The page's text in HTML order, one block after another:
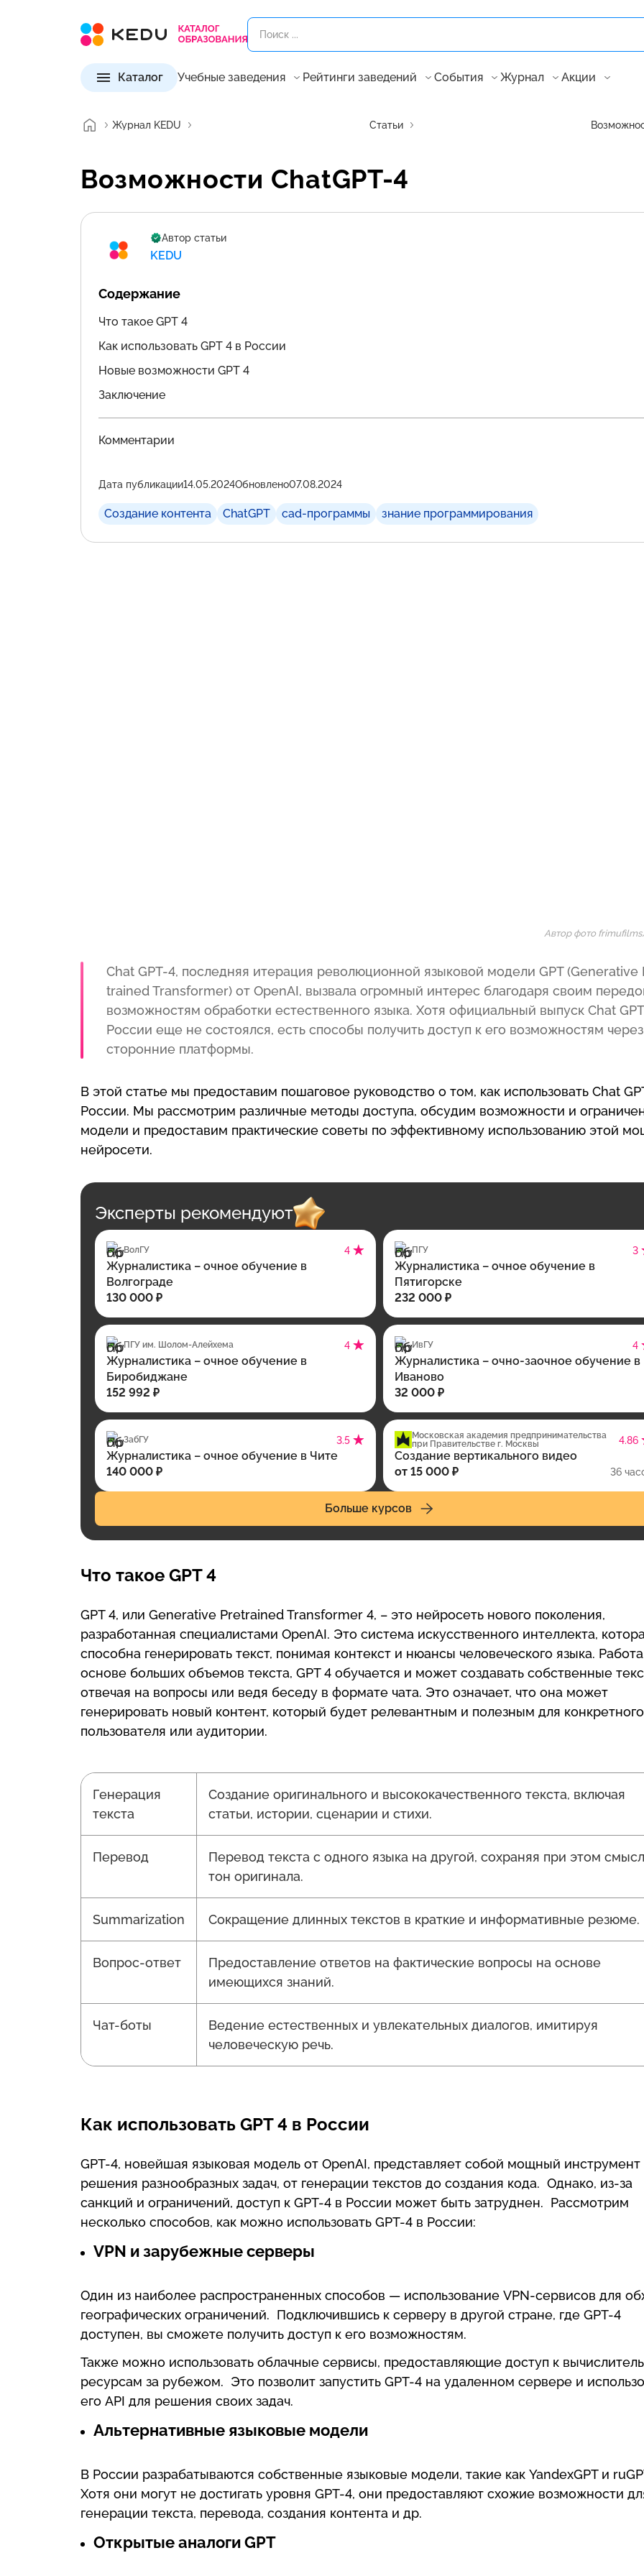
Каталог Учебные заведения Рейтинги заведений События Журнал Акции
Журнал KEDU Статьи
Возможности ChatGPT-4
Автор статьи
KEDU
Содержание
Что такое GPT 4
Как использовать GPT 4 в России
Новые возможности GPT 4
Заключение
Комментарии
Дата публикации14.05.2024Обновлено07.08.2024
Создание контента ChatGPT cad-программы знание программирования
Автор фото
Chat GPT-4, последняя итерация революционной языковой модели GPT (Generative
trained Transformer) от OpenAI, вызвала огромный интерес благодаря своим
возможностям обработки естественного языка. Хотя официальный выпуск Chat
России еще не состоялся, есть способы получить доступ к его возможностям через
сторонние платформы.
В этой статье мы предоставим пошаговое руководство о том, как использовать Chat
России. Мы рассмотрим различные методы доступа, обсудим возможности и
модели и предоставим практические советы по эффективному использованию этой
нейросети.
Эксперты рекомендуют
ВолГУ 4
Журналистика – очное обучение в
Волгограде
130 000 ₽
ПГУ 3
Журналистика – очное обучение в
Пятигорске
232 000 ₽
ПГУ им. Шолом-Алейхема 4
Журналистика – очное обучение в
Биробиджане
152 992 ₽
ИвГУ 4
Журналистика – очно-заочное обучение в
Иваново
32 000 ₽
ЗабГУ 3.5
Журналистика – очное обучение в Чите
140 000 ₽
Московская академия предпринимательства
при Правительстве г. Москвы
4.86
Создание вертикального видео
от 15 000 ₽
36
Больше курсов
Что такое GPT 4
GPT 4, или Generative Pretrained Transformer 4, – это нейросеть нового поколения,
разработанная специалистами OpenAI. Это система искусственного интеллекта,
способна генерировать текст, понимая контекст и нюансы человеческого языка.
основе больших объемов текста, GPT 4 обучается и может создавать собственные
отвечая на вопросы или ведя беседу в формате чата. Это означает, что она может
генерировать новый контент, который будет релевантным и полезным для конкретного
пользователя или аудитории.
Генерация
текста
Создание оригинального и высококачественного текста, включая
статьи, истории, сценарии и стихи.
Перевод
Перевод текста с одного языка на другой, сохраняя при этом
тон оригинала.
Summarization Сокращение длинных текстов в краткие и информативные резюме.
Вопрос-ответ
Предоставление ответов на фактические вопросы на основе
имеющихся знаний.
Чат-боты
Ведение естественных и увлекательных диалогов, имитируя
человеческую речь.
Как использовать GPT 4 в России
GPT-4, новейшая языковая модель от OpenAI, представляет собой мощный инструмент
решения разнообразных задач, от генерации текстов до создания кода. Однако, из-за
санкций и ограничений, доступ к GPT-4 в России может быть затруднен. Рассмотрим
несколько способов, как можно использовать GPT-4 в России:
VPN и зарубежные серверы
Один из наиболее распространенных способов — использование VPN-сервисов для
географических ограничений. Подключившись к серверу в другой стране, где GPT-4
доступен, вы сможете получить доступ к его возможностям.
Также можно использовать облачные сервисы, предоставляющие доступ к
ресурсам за рубежом. Это позволит запустить GPT-4 на удаленном сервере и
его API для решения своих задач.
Альтернативные языковые модели
В России разрабатываются собственные языковые модели, такие как YandexGPT и
Хотя они могут не достигать уровня GPT-4, они предоставляют схожие возможности
генерации текста, перевода, создания контента и др.
Открытые аналоги GPT